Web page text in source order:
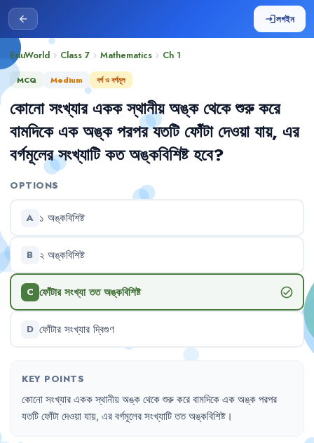
arrow_back loginলগইন
EduWorld chevron_right Class 7 chevron_right Mathematics chevron_right Ch 1
MCQ Medium বর্গ ও বর্গমূল
কোনো সংখ্যার একক স্থানীয় অঙ্ক থেকে শুরু করে
বামদিকে এক অঙ্ক পরপর যতটি ফোঁটা দেওয়া যায়, এর
বর্গমূলের সংখ্যাটি কত অঙ্কবিশিষ্ট হবে?
OPTIONS
A ১ অঙ্কবিশিষ্ট
B ২ অঙ্কবিশিষ্ট
C ফোঁটার সংখ্যা তত অঙ্কবিশিষ্ট check_circle
D ফোঁটার সংখ্যার দ্বিগুণ
KEY POINTS
কোনোসংখ্যারএককস্থানীয়অঙ্কথেকেশুরুকরেবামদিকেএকঅঙ্কপরপর
যতটিফোঁটাদেওয়াযায়, এরবর্গমূলেরসংখ্যাটিততঅঙ্কবিশিষ্ট ।